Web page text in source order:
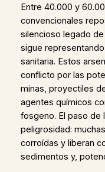
Entre 40.000 y
convencionales
silencioso legado de
sigue
sanitaria. Estos
conflicto por las
minas, proyectiles
agentes químicos
fosgeno. El paso de
peligrosidad:
corroídas y liberan
sedimentos y,